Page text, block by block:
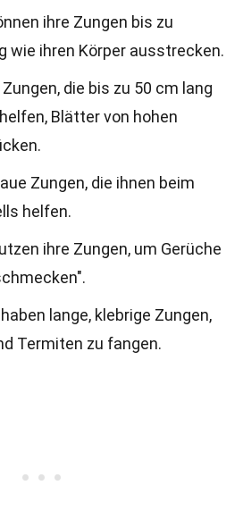
ihre Zungen bis zu
wie ihren Körper ausstrecken.
die bis zu 50 cm lang
Blätter von hohen
Zungen, die ihnen beim
helfen.
ihre Zungen, um Gerüche
lange, klebrige Zungen,
Termiten zu fangen.